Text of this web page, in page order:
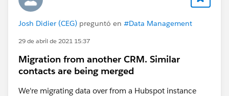
Josh Didier (CEG) preguntó en #Data Management
29 de abril de 2021 15:37
Migration from another CRM. Similar
contacts are being merged
We're migrating data over from a Hubspot instance